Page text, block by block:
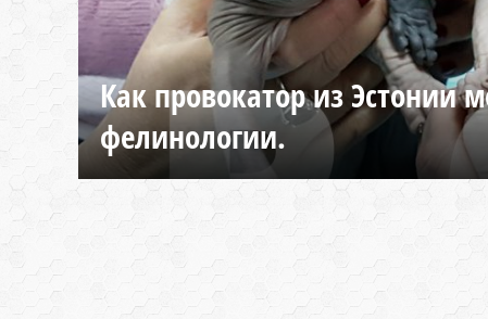
Как провокатор из Эстонии
фелинологии.